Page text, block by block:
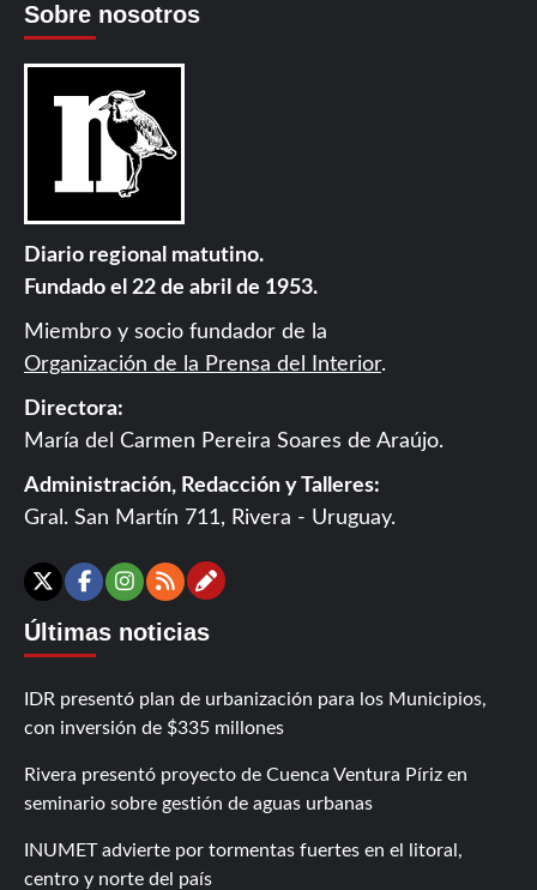
Sobre nosotros
Diario regional matutino.
Fundado el 22 de abril de 1953.
Miembro y socio fundador de la
Organización de la Prensa del Interior.
Directora:
María del Carmen Pereira Soares de Araújo.
Administración, Redacción y Talleres:
Gral. San Martín 711, Rivera - Uruguay.
X Facebook
Instagram
RSSContáctanos
Últimas noticias
IDR presentó plan de urbanización para los Municipios,
con inversión de $335 millones
Rivera presentó proyecto de Cuenca Ventura Píriz en
seminario sobre gestión de aguas urbanas
INUMET advierte por tormentas fuertes en el litoral,
centro y norte del país